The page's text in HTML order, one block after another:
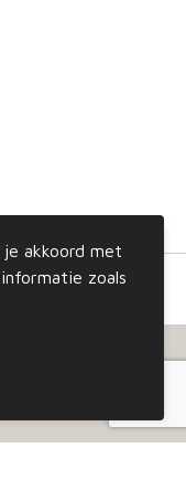
akkoord met
zoals